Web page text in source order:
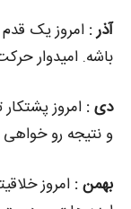
آذر : امروز یک
باشه. امیدوار
دی : امروز
و نتیجه رو خواهی
بهمن : امروز